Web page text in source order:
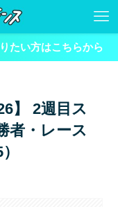
たい方はこちらから
】 2週目ス
者・レース